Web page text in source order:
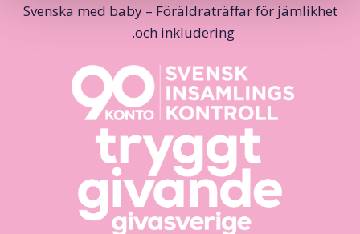
Svenska med baby – Föräldraträffar för jämlikhet
och inkludering.